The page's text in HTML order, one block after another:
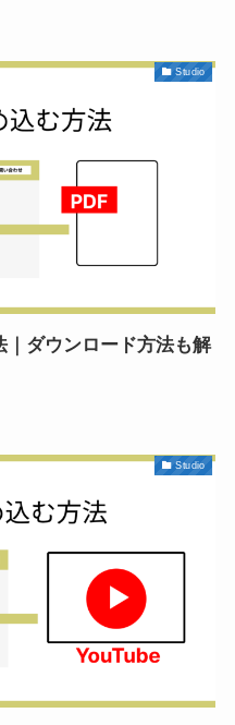
Studio
ダウンロード方法も解
Studio